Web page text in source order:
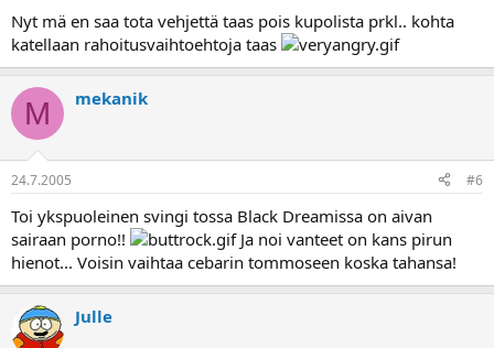
Nyt mä en saa tota vehjettä taas pois kupolista prkl.. kohta
katellaan rahoitusvaihtoehtoja taas
M mekanik
24.7.2005 #6
Toi ykspuoleinen svingi tossa Black Dreamissa on aivan
sairaan porno!!
Ja noi vanteet on kans pirun
hienot... Voisin vaihtaa cebarin tommoseen koska tahansa!
Julle